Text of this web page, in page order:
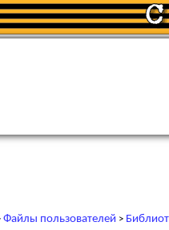
Файлы пользователей >